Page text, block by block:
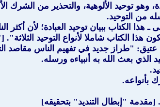
وهو توحيد الألوهية، والتحذير من الشرك
من التوحيد.
هذا الكتاب ببيان توحيد العبادة؛ لأن
هذا الكتاب شاملا لأنواع التوحيد الثلاثة".
"طراز جديد في تفهيم الناس مقاصد
الذي بعث الله به أنبياءه ورسله.
بأنواعه.
"إبطال التنديد" بتحقيقه]